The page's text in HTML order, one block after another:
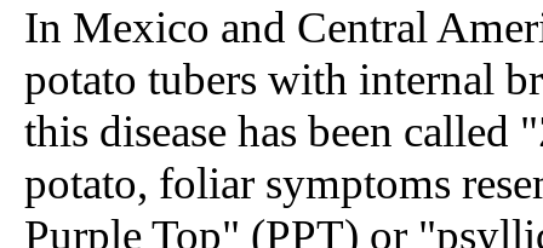
In Mexico and Central
potato tubers with internal
this disease has been
potato, foliar symptoms
Purple Top" (PPT) or